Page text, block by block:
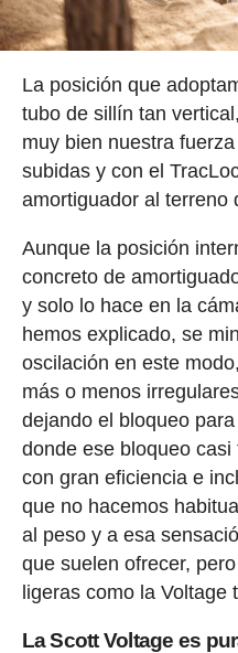
La posición que
tubo de sillín tan
muy bien nuestra
subidas y con el
amortiguador al terreno
Aunque la posición
concreto de
y solo lo hace en la
hemos explicado, se
oscilación en este
más o menos
dejando el bloqueo
donde ese bloqueo
con gran eficiencia e
que no hacemos
al peso y a esa
que suelen ofrecer,
ligeras como la Voltage
La Scott Voltage es